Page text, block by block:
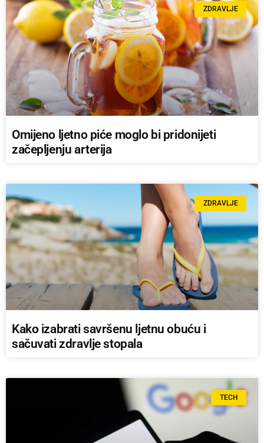
ZDRAVLJE
Omijeno ljetno piće moglo bi pridonijeti
začepljenju arterija
ZDRAVLJE
Kako izabrati savršenu ljetnu obuću i
sačuvati zdravlje stopala
TECH